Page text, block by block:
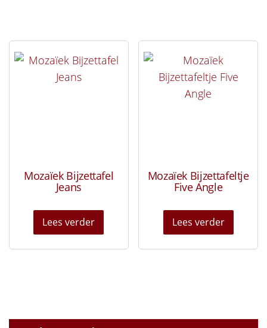
Mozaïek Bijzettafel
Jeans
Lees verder
Mozaïek Bijzettafeltje
Five Angle
Lees verder